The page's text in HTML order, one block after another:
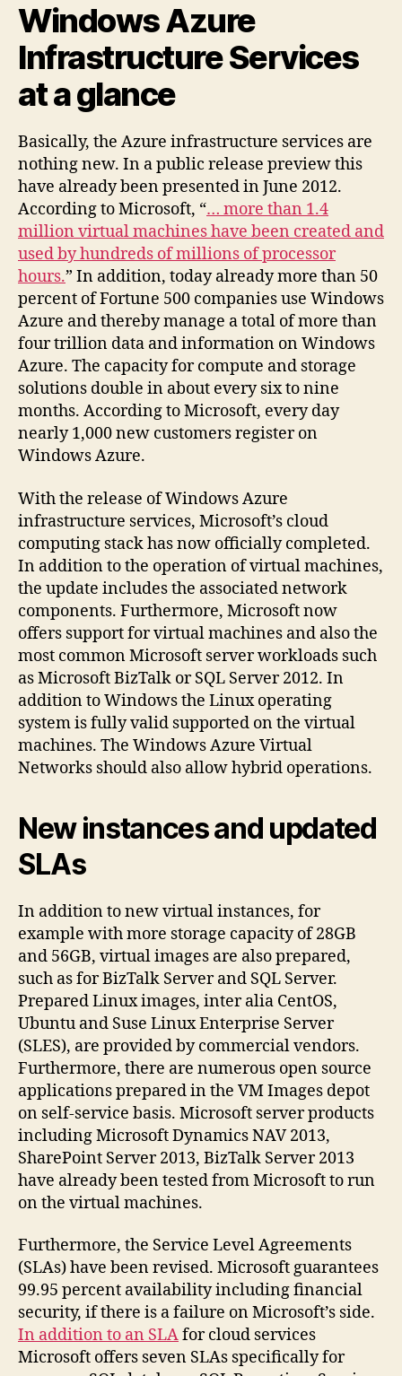
Windows Azure
Infrastructure Services
at a glance
Basically, the Azure infrastructure services are
nothing new. In a public release preview this
have already been presented in June 2012.
According to Microsoft, “… more than 1.4
million virtual machines have been created and
used by hundreds of millions of processor
hours.” In addition, today already more than 50
percent of Fortune 500 companies use Windows
Azure and thereby manage a total of more than
four trillion data and information on Windows
Azure. The capacity for compute and storage
solutions double in about every six to nine
months. According to Microsoft, every day
nearly 1,000 new customers register on
Windows Azure.
With the release of Windows Azure
infrastructure services, Microsoft’s cloud
computing stack has now officially completed.
In addition to the operation of virtual machines,
the update includes the associated network
components. Furthermore, Microsoft now
offers support for virtual machines and also the
most common Microsoft server workloads such
as Microsoft BizTalk or SQL Server 2012. In
addition to Windows the Linux operating
system is fully valid supported on the virtual
machines. The Windows Azure Virtual
Networks should also allow hybrid operations.
New instances and updated
SLAs
In addition to new virtual instances, for
example with more storage capacity of 28GB
and 56GB, virtual images are also prepared,
such as for BizTalk Server and SQL Server.
Prepared Linux images, inter alia CentOS,
Ubuntu and Suse Linux Enterprise Server
(SLES), are provided by commercial vendors.
Furthermore, there are numerous open source
applications prepared in the VM Images depot
on self-service basis. Microsoft server products
including Microsoft Dynamics NAV 2013,
SharePoint Server 2013, BizTalk Server 2013
have already been tested from Microsoft to run
on the virtual machines.
Furthermore, the Service Level Agreements
(SLAs) have been revised. Microsoft guarantees
99.95 percent availability including financial
security, if there is a failure on Microsoft’s side.
In addition to an SLAfor cloud services
Microsoft offers seven SLAs specifically for